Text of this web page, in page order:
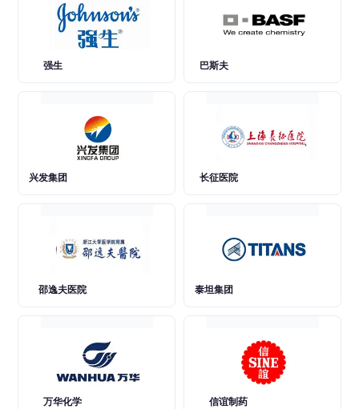
强生 巴斯夫
兴发集团 长征医院
邵逸夫医院 泰坦集团
万华化学 信谊制药